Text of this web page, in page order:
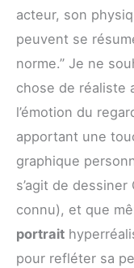
acteur, son
peuvent se
norme.” Je ne
chose de réaliste
l’émotion du
apportant une
graphique
s’agit de
connu), et que
portrait
pour refléter sa